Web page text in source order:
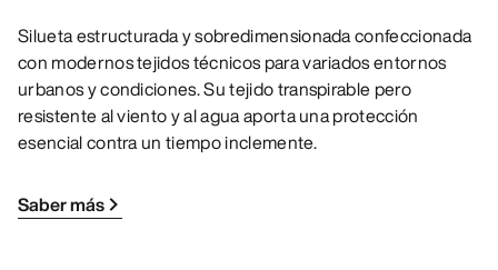
Silueta estructurada y sobredimensionada confeccionada
con modernos tejidos técnicos para variados entornos
urbanos y condiciones. Su tejido transpirable pero
resistente al viento y al agua aporta una protección
esencial contra un tiempo inclemente.
Saber más